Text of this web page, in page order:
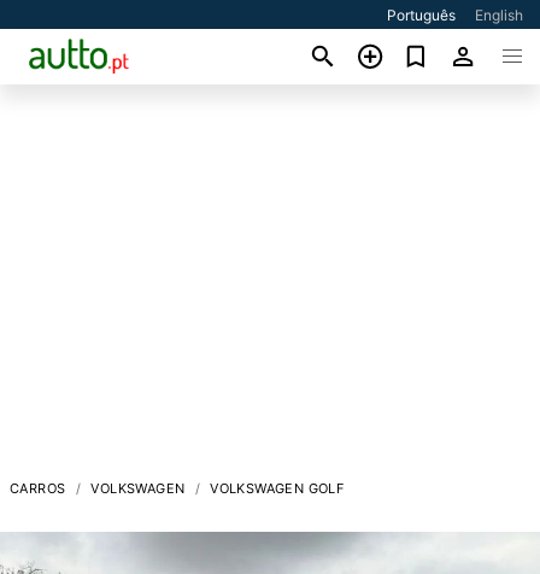
Português English
CARROS VOLKSWAGEN VOLKSWAGEN GOLF